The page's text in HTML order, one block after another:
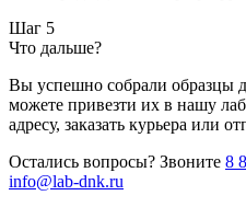
Шаг 5
Что дальше?
Вы успешно собрали образцы
можете привезти их в нашу
адресу, заказать курьера или
Остались вопросы? Звоните 8
info@lab-dnk.ru